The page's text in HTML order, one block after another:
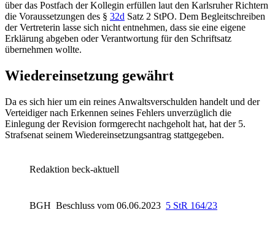
über das Postfach der Kollegin erfüllen laut den Karlsruher Richtern
die Voraussetzungen des § 32d Satz 2 StPO. Dem Begleitschreiben
der Vertreterin lasse sich nicht entnehmen, dass sie eine eigene
Erklärung abgeben oder Verantwortung für den Schriftsatz
übernehmen wollte.
Wiedereinsetzung gewährt
Da es sich hier um ein reines Anwaltsverschulden handelt und der
Verteidiger nach Erkennen seines Fehlers unverzüglich die
Einlegung der Revision formgerecht nachgeholt hat, hat der 5.
Strafsenat seinem Wiedereinsetzungsantrag stattgegeben.
Redaktion beck-aktuell
BGH Beschluss vom 06.06.2023 5 StR 164/23